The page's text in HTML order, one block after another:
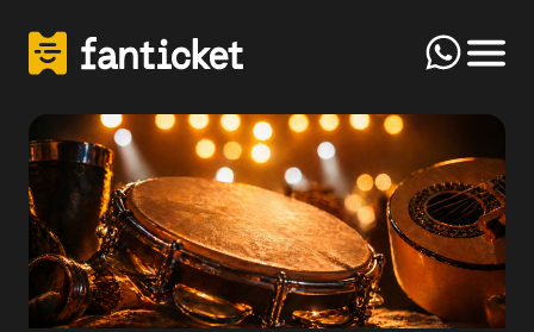
Click
FanTicket
Olá! Bem-vindo(a) ao FanTicketBot. Como
posso te ajudar hoje? Você deseja vender ou
Your message
Send